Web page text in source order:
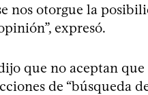
nos otorgue la
expresó.
que no aceptan
de “búsqueda